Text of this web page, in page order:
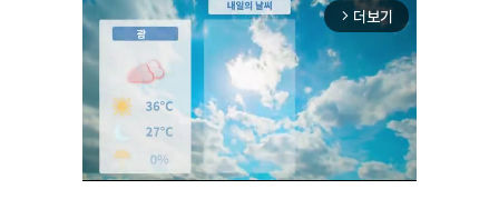
arrow_forward_ios 더보기